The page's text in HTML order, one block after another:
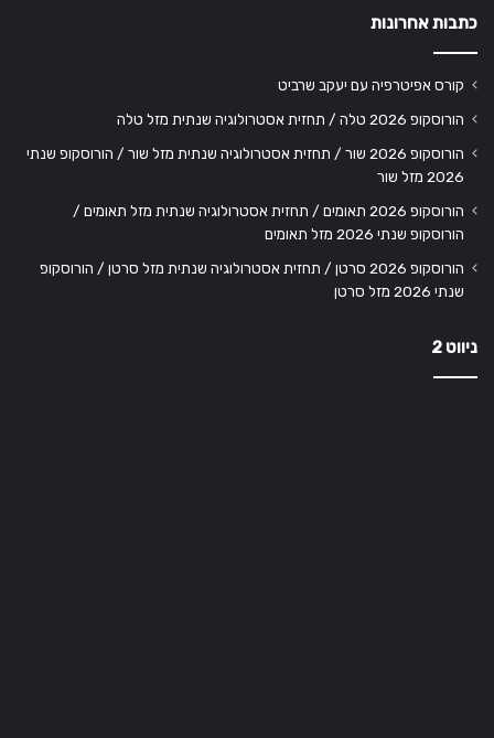
כתבות אחרונות
קורס אפיטרפיה עם יעקב שרביט
הורוסקופ 2026 טלה / תחזית אסטרולוגיה שנתית מזל טלה
הורוסקופ 2026 שור / תחזית אסטרולוגיה שנתית מזל שור / הורוסקופ שנתי
2026 מזל שור
הורוסקופ 2026 תאומים / תחזית אסטרולוגיה שנתית מזל תאומים /
הורוסקופ שנתי 2026 מזל תאומים
הורוסקופ 2026 סרטן / תחזית אסטרולוגיה שנתית מזל סרטן / הורוסקופ
שנתי 2026 מזל סרטן
ניווט 2